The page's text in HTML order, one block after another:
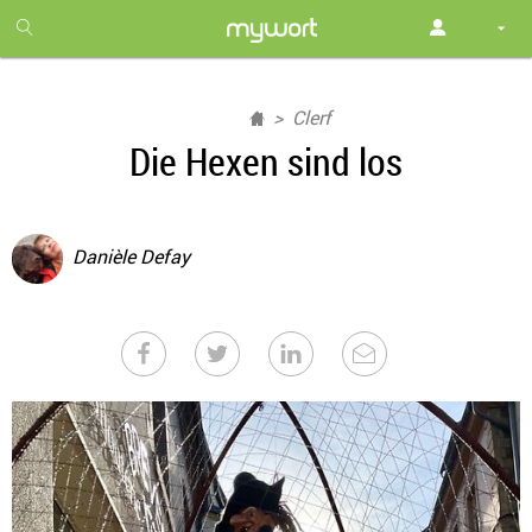
month
free
Clerf
Die Hexen sind los
Danièle Defay